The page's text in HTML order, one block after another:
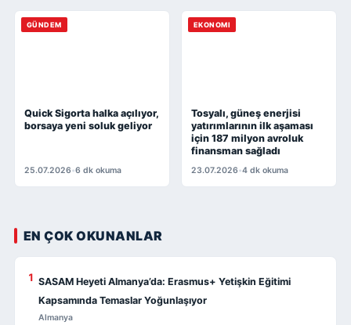
GÜNDEM
Quick Sigorta halka açılıyor,
borsaya yeni soluk geliyor
25.07.2026•6 dk okuma
EKONOMI
Tosyalı, güneş enerjisi
yatırımlarının ilk aşaması
için 187 milyon avroluk
finansman sağladı
23.07.2026•4 dk okuma
EN ÇOK OKUNANLAR
1 SASAM Heyeti Almanya’da: Erasmus+ Yetişkin Eğitimi
Kapsamında Temaslar Yoğunlaşıyor
Almanya